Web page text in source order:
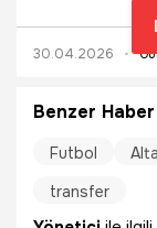
mesaj verdi:
geçtiğinizde,
bütçelerin,
30.04.2026
Benzer
Futbol
transfer